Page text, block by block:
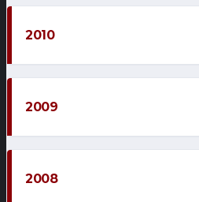
2010
2009
2008